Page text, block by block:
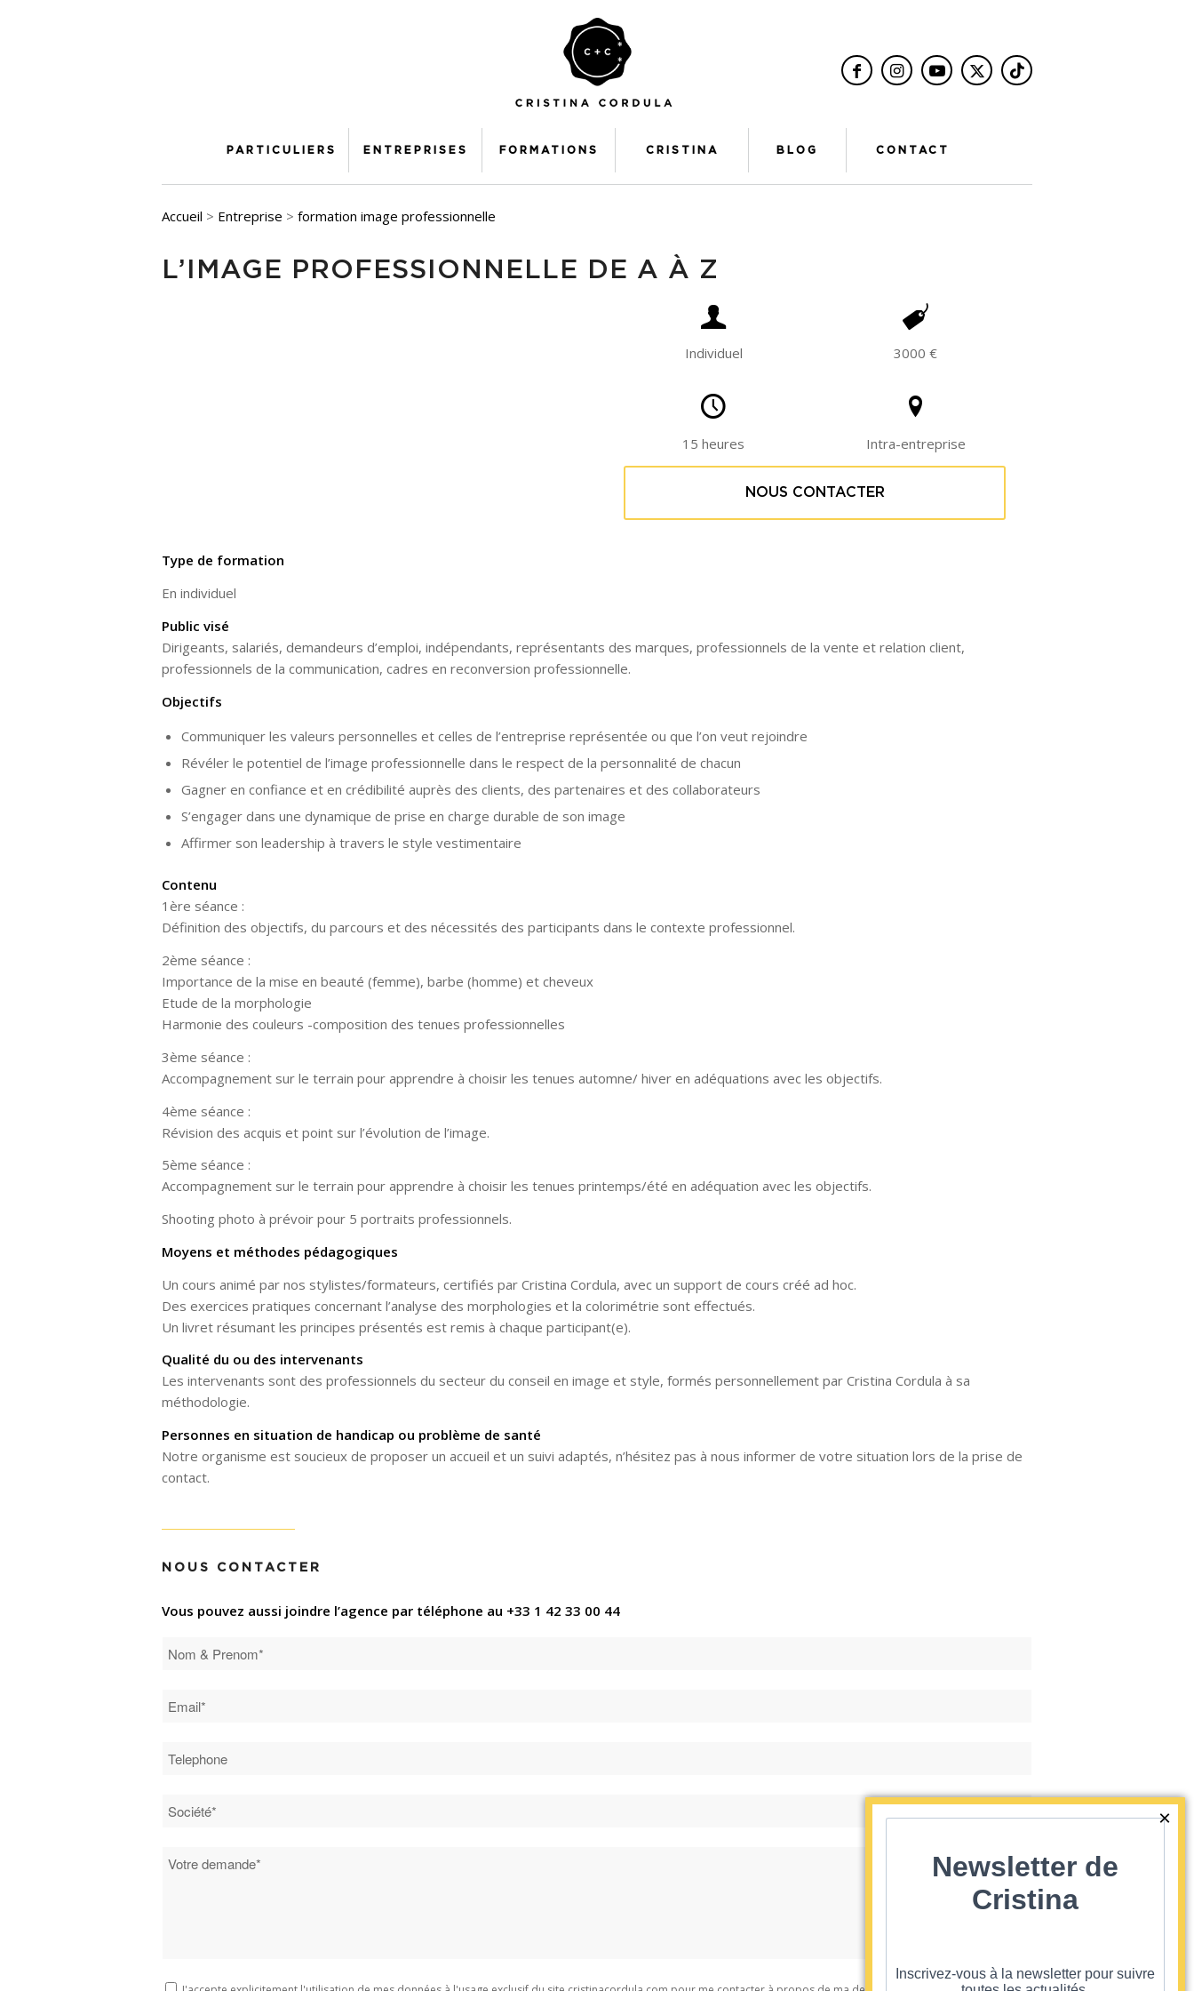
PARTICULIERS ENTREPRISES FORMATIONS CRISTINA BLOG CONTACT
Accueil > Entreprise > formation image professionnelle
L’IMAGE PROFESSIONNELLE DE A À Z
Individuel 3000 €
15 heures Intra-entreprise
NOUS CONTACTER
Type de formation
En individuel
Public visé
Dirigeants, salariés, demandeurs d’emploi, indépendants, représentants des marques, professionnels de la vente et relation client,
professionnels de la communication, cadres en reconversion professionnelle.
Objectifs
Communiquer les valeurs personnelles et celles de l’entreprise représentée ou que l’on veut rejoindre
Révéler le potentiel de l’image professionnelle dans le respect de la personnalité de chacun
Gagner en confiance et en crédibilité auprès des clients, des partenaires et des collaborateurs
S’engager dans une dynamique de prise en charge durable de son image
Affirmer son leadership à travers le style vestimentaire
Contenu
1ère séance :
Définition des objectifs, du parcours et des nécessités des participants dans le contexte professionnel.
2ème séance :
Importance de la mise en beauté (femme), barbe (homme) et cheveux
Etude de la morphologie
Harmonie des couleurs -composition des tenues professionnelles
3ème séance :
Accompagnement sur le terrain pour apprendre à choisir les tenues automne/ hiver en adéquations avec les objectifs.
4ème séance :
Révision des acquis et point sur l’évolution de l’image.
5ème séance :
Accompagnement sur le terrain pour apprendre à choisir les tenues printemps/été en adéquation avec les objectifs.
Shooting photo à prévoir pour 5 portraits professionnels.
Moyens et méthodes pédagogiques
Un cours animé par nos stylistes/formateurs, certifiés par Cristina Cordula, avec un support de cours créé ad hoc.
Des exercices pratiques concernant l’analyse des morphologies et la colorimétrie sont effectués.
Un livret résumant les principes présentés est remis à chaque participant(e).
Qualité du ou des intervenants
Les intervenants sont des professionnels du secteur du conseil en image et style, formés personnellement par Cristina Cordula à sa
méthodologie.
Personnes en situation de handicap ou problème de santé
Notre organisme est soucieux de proposer un accueil et un suivi adaptés, n’hésitez pas à nous informer de votre situation lors de la prise de
contact.
NOUS CONTACTER
Vous pouvez aussi joindre l’agence par téléphone au +33 1 42 33 00 44
Newsletter de
Cristina
Inscrivez-vous à la newsletter pour suivre